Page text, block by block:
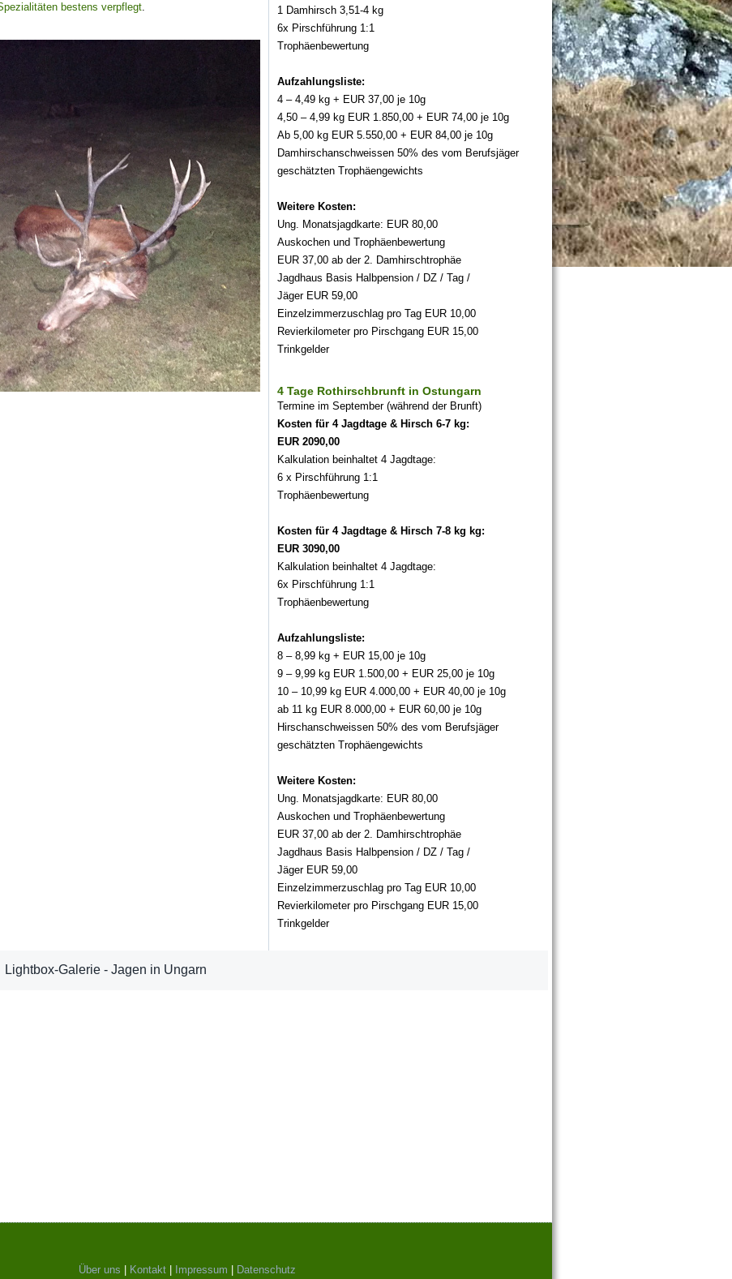
bestens verpflegt.
1 Damhirsch 3,51-4 kg
6x Pirschführung 1:1
Trophäenbewertung
Aufzahlungsliste:
4 – 4,49 kg + EUR 37,00 je 10g
4,50 – 4,99 kg EUR 1.850,00 + EUR 74,00 je 10g
Ab 5,00 kg EUR 5.550,00 + EUR 84,00 je 10g
Damhirschanschweissen 50% des vom Berufsjäger
geschätzten Trophäengewichts
Weitere Kosten:
Ung. Monatsjagdkarte: EUR 80,00
Auskochen und Trophäenbewertung
EUR 37,00 ab der 2. Damhirschtrophäe
Jagdhaus Basis Halbpension / DZ / Tag /
Jäger EUR 59,00
Einzelzimmerzuschlag pro Tag EUR 10,00
Revierkilometer pro Pirschgang EUR 15,00
Trinkgelder
4 Tage Rothirschbrunft in Ostungarn
Termine im September (während der Brunft)
Kosten für 4 Jagdtage & Hirsch 6-7 kg:
EUR 2090,00
Kalkulation beinhaltet 4 Jagdtage:
6 x Pirschführung 1:1
Trophäenbewertung
Kosten für 4 Jagdtage & Hirsch 7-8 kg kg:
EUR 3090,00
Kalkulation beinhaltet 4 Jagdtage:
6x Pirschführung 1:1
Trophäenbewertung
Aufzahlungsliste:
8 – 8,99 kg + EUR 15,00 je 10g
9 – 9,99 kg EUR 1.500,00 + EUR 25,00 je 10g
10 – 10,99 kg EUR 4.000,00 + EUR 40,00 je 10g
ab 11 kg EUR 8.000,00 + EUR 60,00 je 10g
Hirschanschweissen 50% des vom Berufsjäger
geschätzten Trophäengewichts
Weitere Kosten:
Ung. Monatsjagdkarte: EUR 80,00
Auskochen und Trophäenbewertung
EUR 37,00 ab der 2. Damhirschtrophäe
Jagdhaus Basis Halbpension / DZ / Tag /
Jäger EUR 59,00
Einzelzimmerzuschlag pro Tag EUR 10,00
Revierkilometer pro Pirschgang EUR 15,00
Trinkgelder
Lightbox-Galerie - Jagen in Ungarn
Über uns Kontakt Impressum Datenschutz